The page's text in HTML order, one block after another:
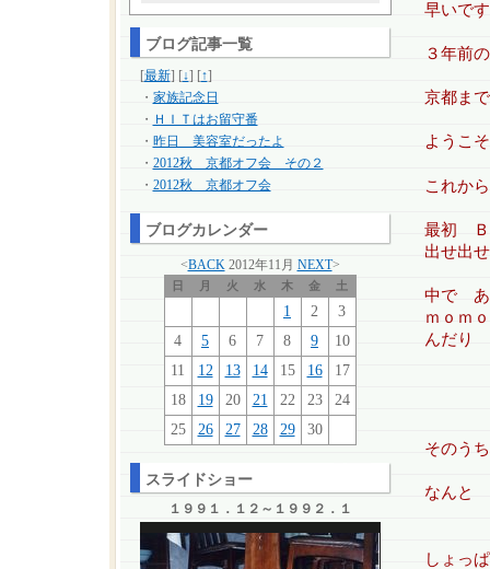
ブログ記事一覧
[最新] [↓] [↑]
・ 家族記念日
・ ＨＩＴはお留守番
・ 昨日 美容室だったよ
・ 2012秋 京都オフ会 その２
・ 2012秋 京都オフ会
ブログカレンダー
<BACK2012年11月 NEXT>
日 月 火 水 木 金 土
1 2
3
4
5 6 7 8 9
10
11
12 13 14 15 16
17
18
19 20 21 22 23
24
25
26 27 28 29 30
スライドショー
１９９１．１２～１９９２．１
早いで
３年前
京都ま
ようこ
これか
最初 Ｂ
出せ出
中で あ
ｍｏｍ
んだり
そのうち
なんと
しょっ